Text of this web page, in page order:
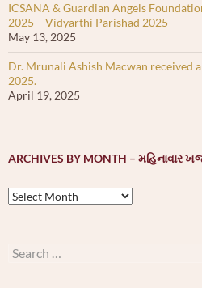
ICSANA & Guardian Angels
2025 – Vidyarthi Parishad 2025
May 13, 2025
Dr. Mrunali Ashish Macwan received
2025.
April 19, 2025
ARCHIVES BY MONTH – મહિનાવાર
Archives
by
મહિનાવાર
Search